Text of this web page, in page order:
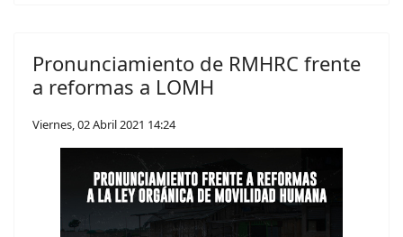
Pronunciamiento de RMHRC frente
a reformas a LOMH
Viernes, 02 Abril 2021 14:24